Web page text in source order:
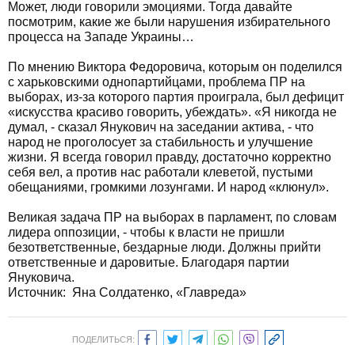
Может, люди говорили эмоциями. Тогда давайте
посмотрим, какие же были нарушения избирательного
процесса на Западе Украины…
По мнению Виктора Федоровича, которым он поделился
с харьковскими однопартийцами, проблема ПР на
выборах, из-за которого партия проиграла, был дефицит
«искусства красиво говорить, убеждать». «Я никогда не
думал, - сказал Янукович на заседании актива, - что
народ не проголосует за стабильность и улучшение
жизни. Я всегда говорил правду, достаточно корректно
себя вел, а против нас работали клеветой, пустыми
обещаниями, громкими лозунгами. И народ «клюнул».
Великая задача ПР на выборах в парламент, по словам
лидера оппозиции, - чтобы к власти не пришли
безответственные, бездарные люди. Должны прийти
ответственные и даровитые. Благодаря партии
Януковича.
Источник: Яна Солдатенко, «Главреда»
ПОДЕЛИТЬСЯ: